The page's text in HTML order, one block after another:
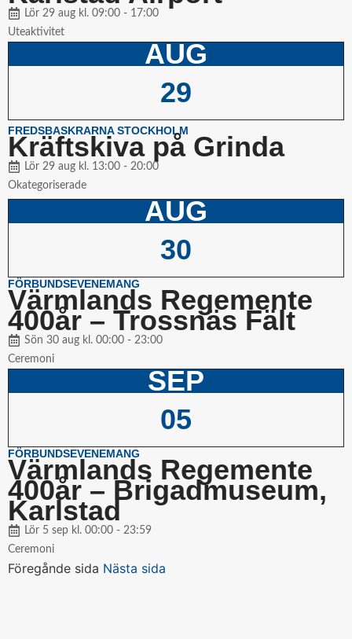
Lör 29 aug kl. 09:00 - 17:00
Uteaktivitet
AUG
29
FREDSBASKRARNA STOCKHOLM
Kräftskiva på Grinda
Lör 29 aug kl. 13:00 - 20:00
Okategoriserade
AUG
30
FÖRBUNDSEVENEMANG
Värmlands Regemente
400år – Trossnäs Fält
Sön 30 aug kl. 00:00 - 23:00
Ceremoni
SEP
05
FÖRBUNDSEVENEMANG
Värmlands Regemente
400år – Brigadmuseum,
Karlstad
Lör 5 sep kl. 00:00 - 23:59
Ceremoni
Föregånde sida Nästa sida